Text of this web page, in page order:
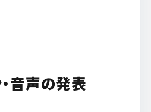
音声の発表